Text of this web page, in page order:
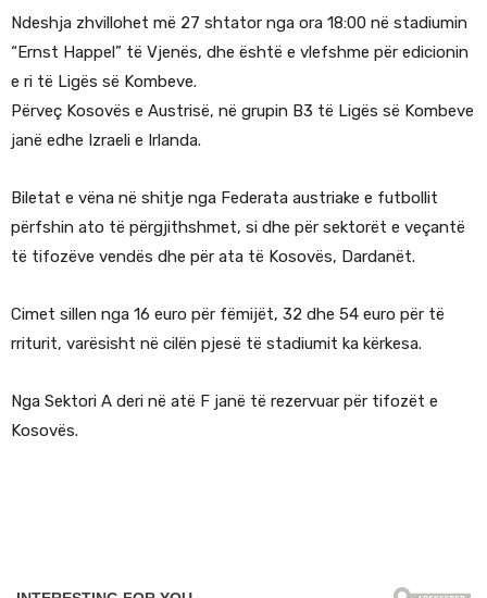
Ndeshja zhvillohet më 27 shtator nga ora 18:00 në stadiumin
“Ernst Happel” të Vjenës, dhe është e vlefshme për edicionin
e ri të Ligës së Kombeve.
Përveç Kosovës e Austrisë, në grupin B3 të Ligës së Kombeve
janë edhe Izraeli e Irlanda.
Biletat e vëna në shitje nga Federata austriake e futbollit
përfshin ato të përgjithshmet, si dhe për sektorët e veçantë
të tifozëve vendës dhe për ata të Kosovës, Dardanët.
Cimet sillen nga 16 euro për fëmijët, 32 dhe 54 euro për të
rriturit, varësisht në cilën pjesë të stadiumit ka kërkesa.
Nga Sektori A deri në atë F janë të rezervuar për tifozët e
Kosovës.